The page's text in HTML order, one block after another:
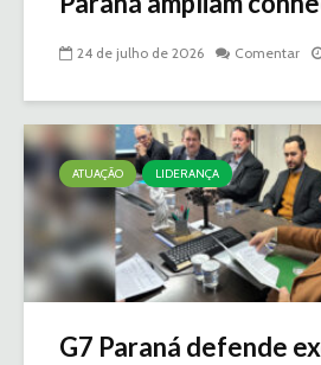
24 de julho de 2026 Comentar
ATUAÇÃO LIDERANÇA
G7 Paraná defende